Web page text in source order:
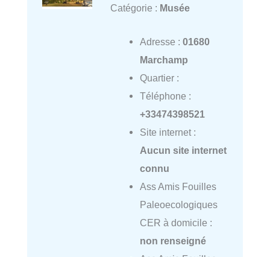
Catégorie : Musée
Adresse : 01680
Marchamp
Quartier :
Téléphone :
+33474398521
Site internet :
Aucun site internet
connu
Ass Amis Fouilles
Paleoecologiques
CER à domicile :
non renseigné